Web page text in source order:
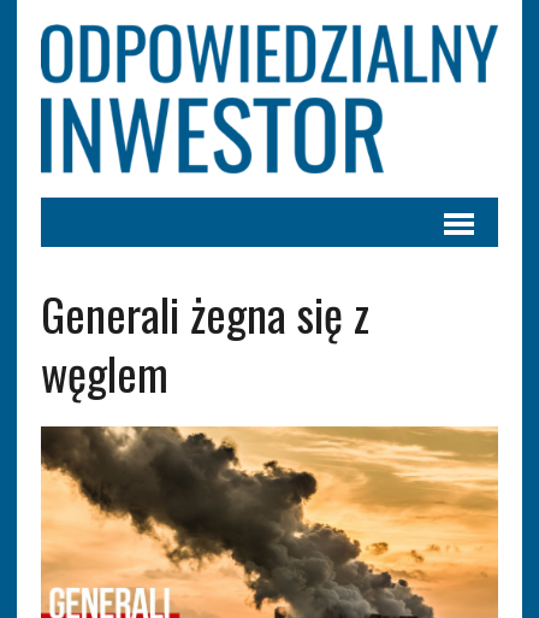
Generali żegna się z
węglem